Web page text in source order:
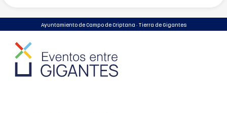
Ayuntamiento de Campo de Criptana · Tierra de Gigantes